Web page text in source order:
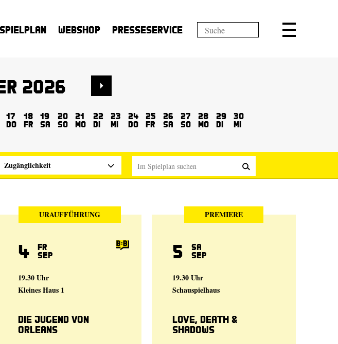
Spielplan Webshop Presseservice
2026
17
Do
18
Fr
19
Sa
20
So
21
Mo
22
Di
23
Mi
24
Do
25
Fr
26
Sa
27
So
28
Mo
29
Di
30
Mi
Zugänglichkeit
URAUFFÜHRUNG
4 Fr
Sep
19.30 Uhr
Kleines Haus 1
Die Jugend von
Orleans
PREMIERE
5 Sa
Sep
19.30 Uhr
Schauspielhaus
Love, Death &
Shadows